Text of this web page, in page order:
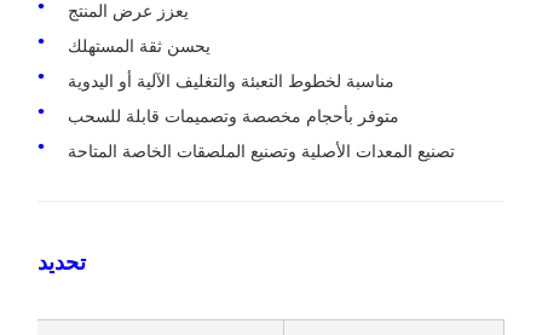
يعزز عرض المنتج
يحسن ثقة المستهلك
مناسبة لخطوط التعبئة والتغليف الآلية أو اليدوية
متوفر بأحجام مخصصة وتصميمات قابلة للسحب
تصنيع المعدات الأصلية وتصنيع الملصقات الخاصة المتاحة
تحديد